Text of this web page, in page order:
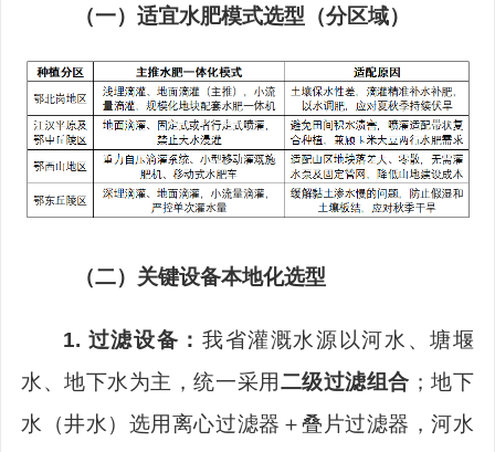
（一）适宜水肥模式选型（分区域）
（二） 关键设备本地化选型
1. 过滤设备： 我省灌溉水源以河水、塘堰
水、地下水为主，统一采用二级过滤组合 ；地下
水（井水）选用离心过滤器＋叠片过滤器，河水